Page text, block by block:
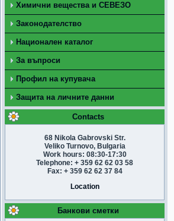
Химични вещества и СЕВЕЗО
Законодателство
Национален каталог
За въпроси
Профил на купувача
Защита на личните данни
Contacts
68 Nikola Gabrovski Str.
Veliko Turnovo, Bulgaria
Work hours: 08:30-17:30
Telephone: + 359 62 62 03 58
Fax: + 359 62 62 37 84
Location
Банкови сметки